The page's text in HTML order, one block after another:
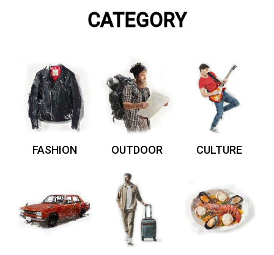
CATEGORY
FASHION OUTDOOR CULTURE